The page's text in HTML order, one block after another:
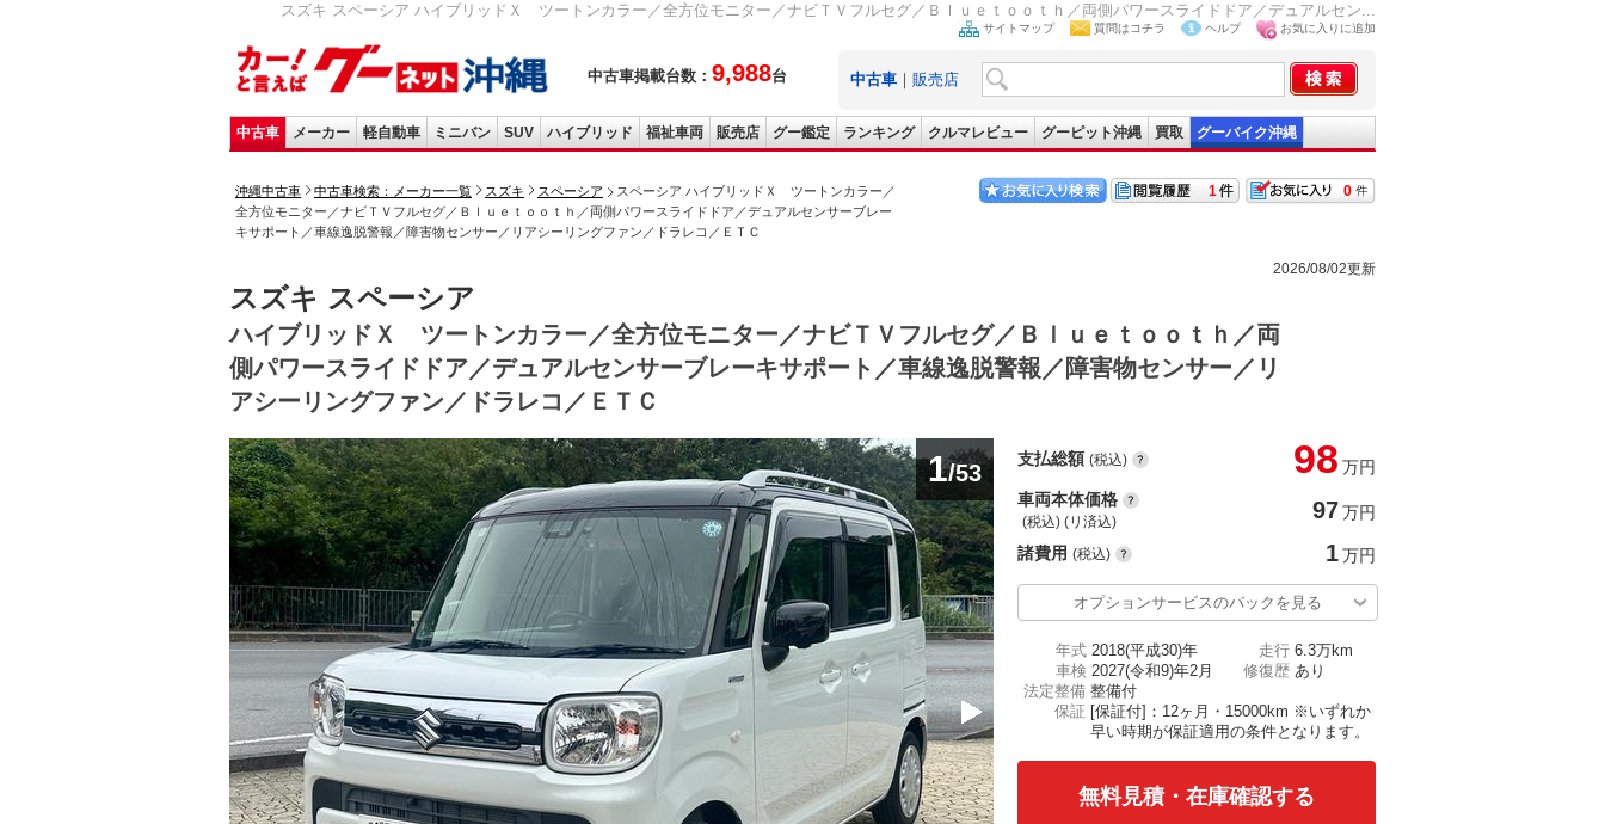
スズキ スペーシア ハイブリッドＸ ツートンカラー／全方位モニター／ナビＴＶフルセグ／Ｂｌｕｅｔｏｏｔｈ／両側パワースライドドア／デュアルセン...
中古車掲載台数： 9,988台
サイトマップ 質問はコチラ ヘルプ お気に入りに追加
中古車 ｜ 販売店
中古車 メーカー 軽自動車 ミニバン SUV ハイブリッド 福祉車両 販売店 グー鑑定 ランキング クルマレビュー グーピット沖縄 買取 グーバイク沖縄
沖縄中古車 中古車検索：メーカー一覧 スズキ スペーシア
スペーシア ハイブリッドＸ ツートンカラー／
全方位モニター／ナビＴＶフルセグ／Ｂｌｕｅｔｏｏｔｈ／両側パワースライドドア／デュアルセンサーブレー
キサポート／車線逸脱警報／障害物センサー／リアシーリングファン／ドラレコ／ＥＴＣ
0
1
2026/08/02更新
スズキ スペーシア
ハイブリッドＸ ツートンカラー／全方位モニター／ナビＴＶフルセグ／Ｂｌｕｅｔｏｏｔｈ／両
側パワースライドドア／デュアルセンサーブレーキサポート／車線逸脱警報／障害物センサー／リ
アシーリングファン／ドラレコ／ＥＴＣ
1/53
支払総額 (税込) 98 万円
車両本体価格
(税込) (リ済込) 97万円
諸費用 (税込) 1万円
オプションサービスのパックを見る
年式 2018(平成30)年 走行 6.3万km
車検 2027(令和9)年2月 修復歴 あり
法定整備 整備付
保証 [保証付]：12ヶ月・15000km ※いずれか
早い時期が保証適用の条件となります。
無料見積・在庫確認する